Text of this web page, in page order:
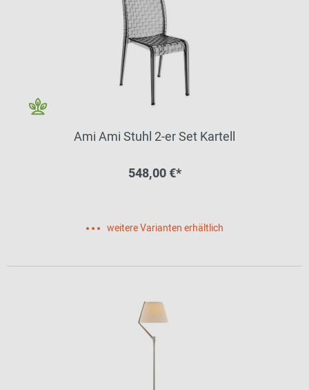
Ami Ami Stuhl 2-er Set Kartell
548,00 €*
weitere Varianten erhältlich